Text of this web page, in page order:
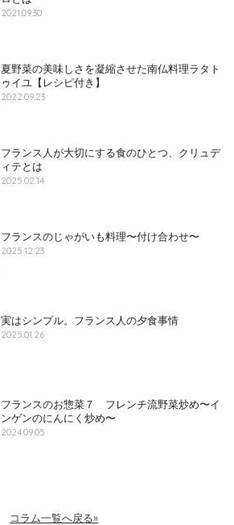
2021.09.30
夏野菜の美味しさを凝縮させた南仏料理ラタト
ゥイユ【レシピ付き】
2022.09.23
フランス人が大切にする食のひとつ、クリュデ
ィテとは
2025.02.14
フランスのじゃがいも料理〜付け合わせ〜
2025.12.23
実はシンプル。フランス人の夕食事情
2025.01.26
フランスのお惣菜７ フレンチ流野菜炒め〜イ
ンゲンのにんにく炒め〜
2024.09.05
コラム一覧へ戻る»